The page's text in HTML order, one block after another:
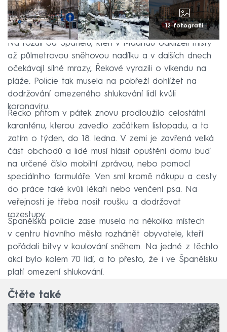
12 fotografií
Na rozdíl od Španělů, kteří v Madridu odklízeli místy
až půlmetrovou sněhovou nadílku a v dalších dnech
očekávají silné mrazy, Řekové vyrazili o víkendu na
pláže. Policie tak musela na pobřeží dohlížet na
dodržování omezeného shlukování lidí kvůli
koronaviru.
Řecko přitom v pátek znovu prodloužilo celostátní
karanténu, kterou zavedlo začátkem listopadu, a to
zatím o týden, do 18. ledna. V zemi je zavřená velká
část obchodů a lidé musí hlásit opuštění domu buď
na určené číslo mobilní zprávou, nebo pomocí
speciálního formuláře. Ven smí kromě nákupu a cesty
do práce také kvůli lékaři nebo venčení psa. Na
veřejnosti je třeba nosit roušku a dodržovat
rozestupy.
Španělská policie zase musela na několika místech
v centru hlavního města rozhánět obyvatele, kteří
pořádali bitvy v koulování sněhem. Na jedné z těchto
akcí bylo kolem 70 lidí, a to přesto, že i ve Španělsku
platí omezení shlukování.
Čtěte také